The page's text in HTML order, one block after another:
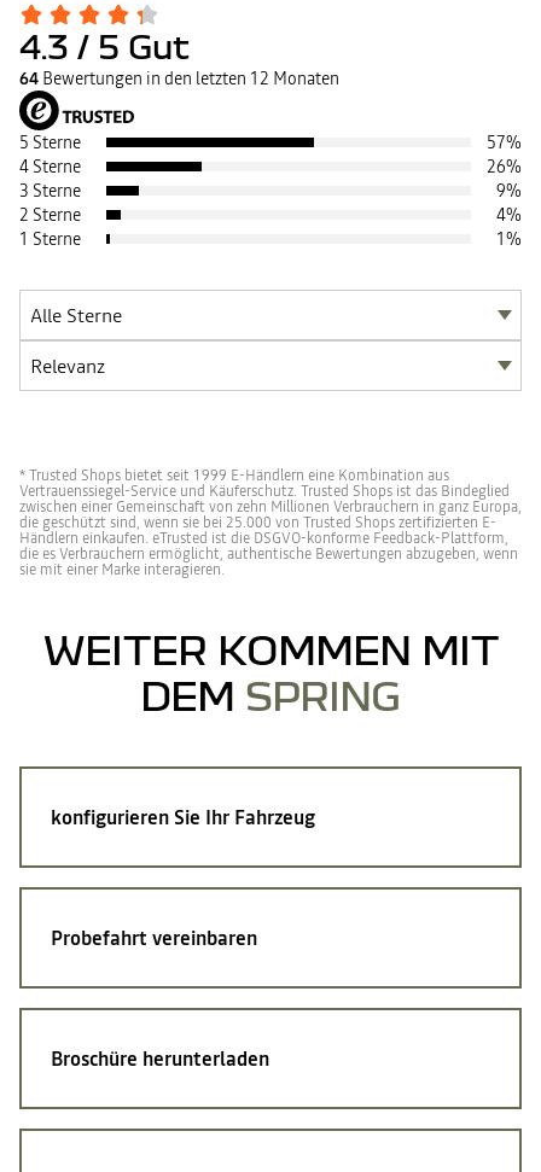
4.3 / 5 Gut
64 Bewertungen in den letzten 12 Monaten
5 Sterne 57%
4 Sterne
26%
3 Sterne
9%
2 Sterne
4%
1 Sterne
1%
* Trusted Shops bietet seit 1999 E-Händlern eine Kombination aus
Vertrauenssiegel-Service und Käuferschutz. Trusted Shops ist das Bindeglied
zwischen einer Gemeinschaft von zehn Millionen Verbrauchern in ganz Europa,
die geschützt sind, wenn sie bei 25.000 von Trusted Shops zertifizierten E-
Händlern einkaufen. eTrusted ist die DSGVO-konforme Feedback-Plattform,
die es Verbrauchern ermöglicht, authentische Bewertungen abzugeben, wenn
sie mit einer Marke interagieren.
WEITER KOMMEN MIT
DEM SPRING
konfigurieren Sie Ihr Fahrzeug
Probefahrt vereinbaren
Broschüre herunterladen